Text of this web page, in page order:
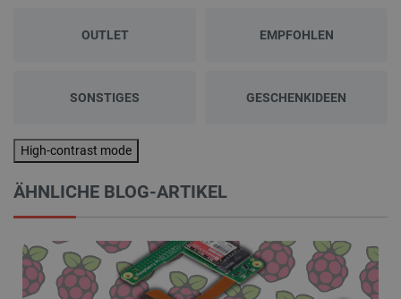
OUTLET EMPFOHLEN
SONSTIGES GESCHENKIDEEN
High-contrast mode
ÄHNLICHE BLOG-ARTIKEL